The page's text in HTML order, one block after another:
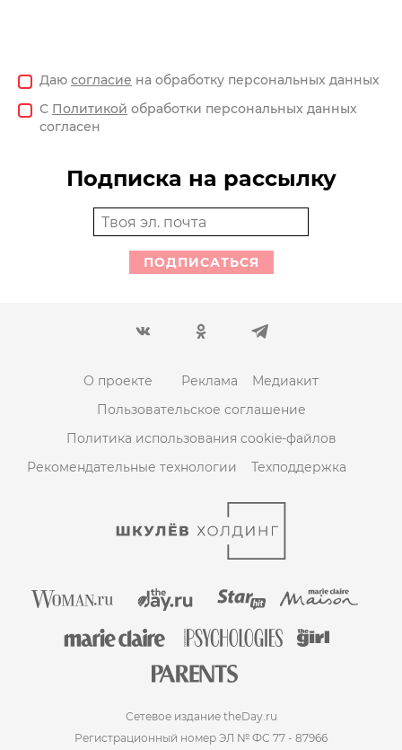
Даю согласие на обработку персональных данных
С Политикой обработки персональных данных
согласен
Подписка на рассылку
ПОДПИСАТЬСЯ
О проекте Реклама
Медиакит
Пользовательское соглашение
Политика использования cookie-файлов
Рекомендательные технологии
Техподдержка
Сетевое издание theDay.ru
Регистрационный номер ЭЛ № ФС 77 - 87966